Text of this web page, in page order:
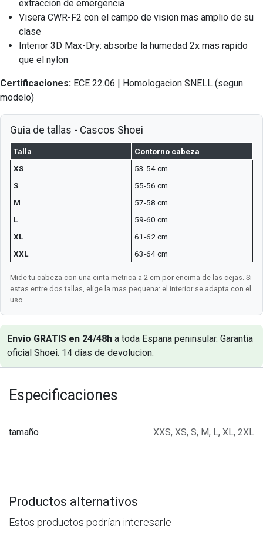
extraccion de emergencia
Visera CWR-F2 con el campo de vision mas amplio de su
clase
Interior 3D Max-Dry: absorbe la humedad 2x mas rapido
que el nylon
Certificaciones: ECE 22.06 | Homologacion SNELL (segun
modelo)
Guia de tallas - Cascos Shoei
Talla
Contorno cabeza
XS
53-54 cm
S
55-56 cm
M
57-58 cm
L
59-60 cm
XL
61-62 cm
XXL
63-64 cm
Mide tu cabeza con una cinta metrica a 2 cm por encima de las cejas. Si
estas entre dos tallas, elige la mas pequena: el interior se adapta con el
uso.
Envio GRATIS en 24/48h a toda Espana peninsular. Garantia
oficial Shoei. 14 dias de devolucion.
Especificaciones
tamaño XXS, XS, S, M, L, XL, 2XL
Productos alternativos
Estos productos podrían interesarle